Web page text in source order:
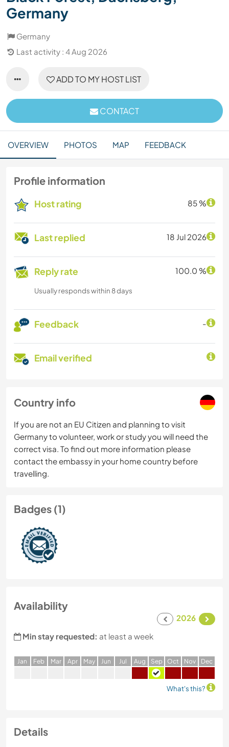
Germany
Germany
Last activity : 4 Aug 2026
ADD TO MY HOST LIST
CONTACT
OVERVIEW PHOTOS MAP FEEDBACK
Profile information
Host rating 85 %
Last replied 18 Jul 2026
Reply rate 100.0 %
Usually responds within 8 days
Feedback -
Email verified
Country info
If you are not an EU Citizen and planning to visit
Germany to volunteer, work or study you will need the
correct visa. To find out more information please
contact the embassy in your home country before
travelling.
Badges (1)
Availability
2026
Min stay requested: at least a week
Jan Feb Mar Apr May Jun Jul Aug Sep Oct Nov Dec
What's this?
Details